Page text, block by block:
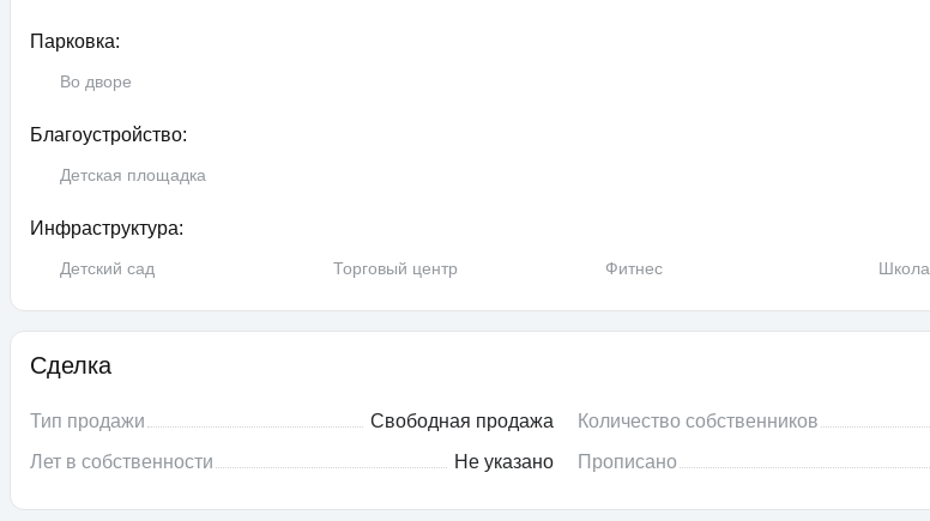
Парковка:
Во дворе
Благоустройство:
Детская площадка
Инфраструктура:
Детский сад Торговый центр Фитнес Школа
Сделка
Тип продажи
Свободная продажа
Лет в собственности
Не указано
Количество собственников
Прописано